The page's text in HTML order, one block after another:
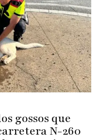
gossos que
N-260